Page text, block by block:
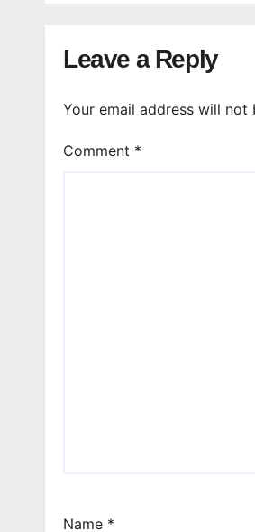
Leave a Reply
Your email address will not
Comment *
Name *